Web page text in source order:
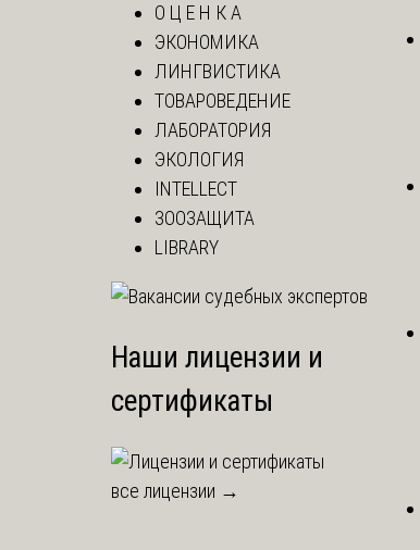
О Ц Е Н К А
ЭКОНОМИКА
ЛИНГВИСТИКА
ТОВАРОВЕДЕНИЕ
ЛАБОРАТОРИЯ
ЭКОЛОГИЯ
INTELLECT
ЗООЗАЩИТА
LIBRARY
Наши лицензии и
сертификаты
все лицензии →